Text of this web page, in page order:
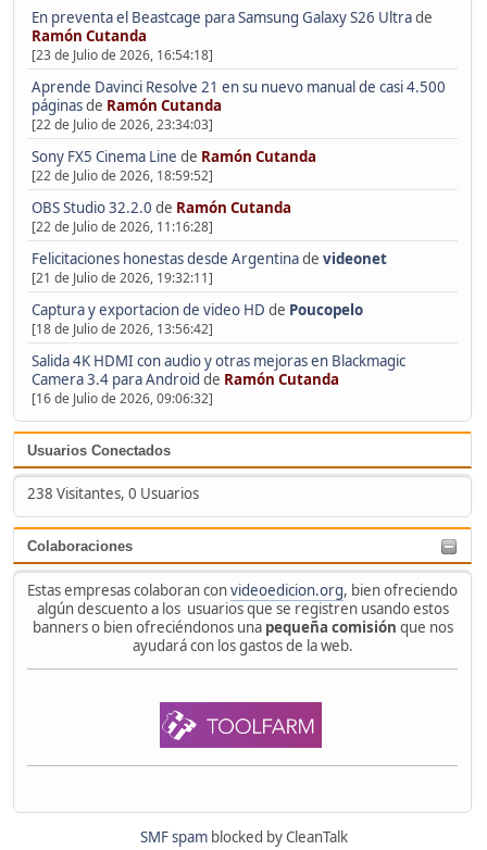
En preventa el Beastcage para Samsung Galaxy S26 Ultrade
Ramón Cutanda
[23 de Julio de 2026, 16:54:18]
Aprende Davinci Resolve 21 en su nuevo manual de casi 4.500
páginasde Ramón Cutanda
[22 de Julio de 2026, 23:34:03]
Sony FX5 Cinema Line de Ramón Cutanda
[22 de Julio de 2026, 18:59:52]
OBS Studio 32.2.0 de Ramón Cutanda
[22 de Julio de 2026, 11:16:28]
Felicitaciones honestas desde Argentinade videonet
[21 de Julio de 2026, 19:32:11]
Captura y exportacion de video HD de Poucopelo
[18 de Julio de 2026, 13:56:42]
Salida 4K HDMI con audio y otras mejoras en Blackmagic
Camera 3.4 para Android de Ramón Cutanda
[16 de Julio de 2026, 09:06:32]
Usuarios Conectados
238 Visitantes, 0 Usuarios
Colaboraciones
Estas empresas colaboran convideoedicion.org, bien ofreciendo
algún descuento a los usuarios que se registren usando estos
banners o bien ofreciéndonos una pequeña comisión que nos
ayudará con los gastos de la web.
SMF spamblocked by CleanTalk